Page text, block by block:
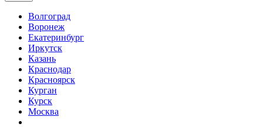
Волгоград
Воронеж
Екатеринбург
Иркутск
Казань
Краснодар
Красноярск
Курган
Курск
Москва